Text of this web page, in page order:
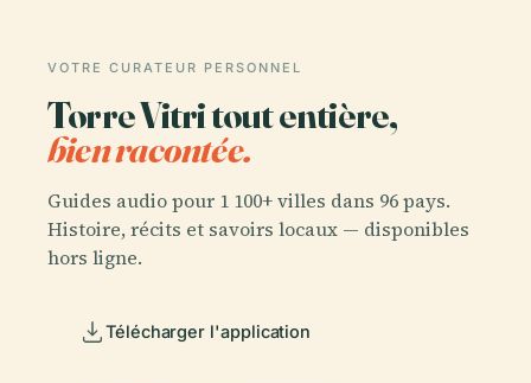
VOTRE CURATEUR PERSONNEL
Torre Vitri tout entière,
bien racontée.
Guides audio pour 1 100+ villes dans 96 pays.
Histoire, récits et savoirs locaux — disponibles
hors ligne.
Télécharger l'application